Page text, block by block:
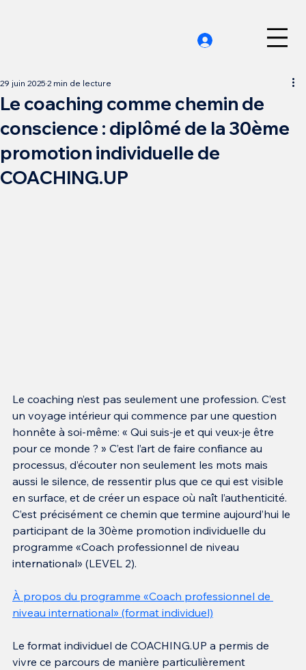
Le coaching comme chemin de
conscience : diplômé de la 30ème
promotion individuelle de
COACHING.UP
29 juin 2025 2 min de lecture
Le coaching n’est pas seulement une profession. C’est
un voyage intérieur qui commence par une question
honnête à soi-même: « Qui suis-je et qui veux-je être
pour ce monde ? » C’est l’art de faire confiance au
processus, d’écouter non seulement les mots mais
aussi le silence, de ressentir plus que ce qui est visible
en surface, et de créer un espace où naît l’authenticité.
C’est précisément ce chemin que termine aujourd’hui le
participant de la 30ème promotion individuelle du
programme «Coach professionnel de niveau
international» (LEVEL 2).
À propos du programme «Coach professionnel de
niveau international» (format individuel)
Le format individuel de COACHING.UP a permis de
vivre ce parcours de manière particulièrement